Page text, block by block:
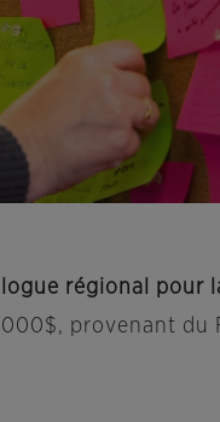
régional
provenant